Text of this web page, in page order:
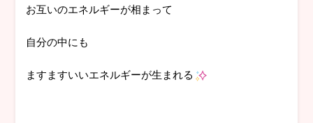
お互いのエネルギーが相まって
自分の中にも
ますますいいエネルギーが生まれる